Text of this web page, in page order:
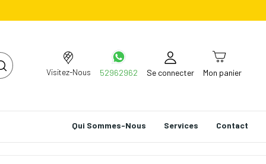
Visitez-Nous 52962962 Se connecter Mon panier
Qui Sommes-Nous Services Contact